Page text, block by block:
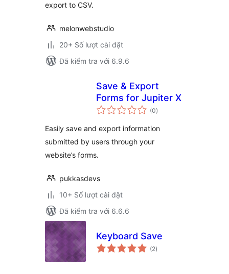
export to CSV.
melonwebstudio
20+ Số lượt cài đặt
Đã kiểm tra với 6.9.6
Save & Export
Forms for Jupiter X
(0tổng
đánh
)
Easily save and export information
submitted by users through your
website’s forms.
pukkasdevs
10+ Số lượt cài đặt
Đã kiểm tra với 6.6.6
Keyboard Save
(2tổng
đánh
)